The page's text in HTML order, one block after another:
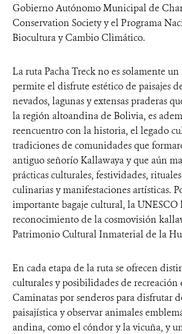
Gobierno Autónomo Municipal de
Conservation Society y el Programa
Biocultura y Cambio Climático.
La ruta Pacha Treck no es solamente
permite el disfrute estético de paisajes
nevados, lagunas y extensas praderas
la región altoandina de Bolivia, es
reencuentro con la historia, el legado
tradiciones de comunidades que
antiguo señorío Kallawaya y que aún
prácticas culturales, festividades,
culinarias y manifestaciones artísticas.
importante bagaje cultural, la UNESCO
reconocimiento de la cosmovisión
Patrimonio Cultural Inmaterial de la
En cada etapa de la ruta se ofrecen
culturales y posibilidades de recreación
Caminatas por senderos para disfrutar
paisajística y observar animales
andina, como el cóndor y la vicuña, y